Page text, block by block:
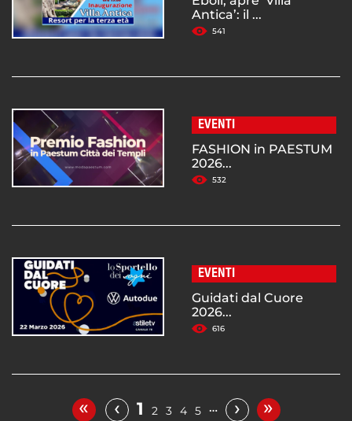
Antica’: il ...
541
EVENTI
FASHION in PAESTUM
2026...
532
EVENTI
Guidati dal Cuore
2026...
616
« ‹ 1 2 3 4 5 … › »